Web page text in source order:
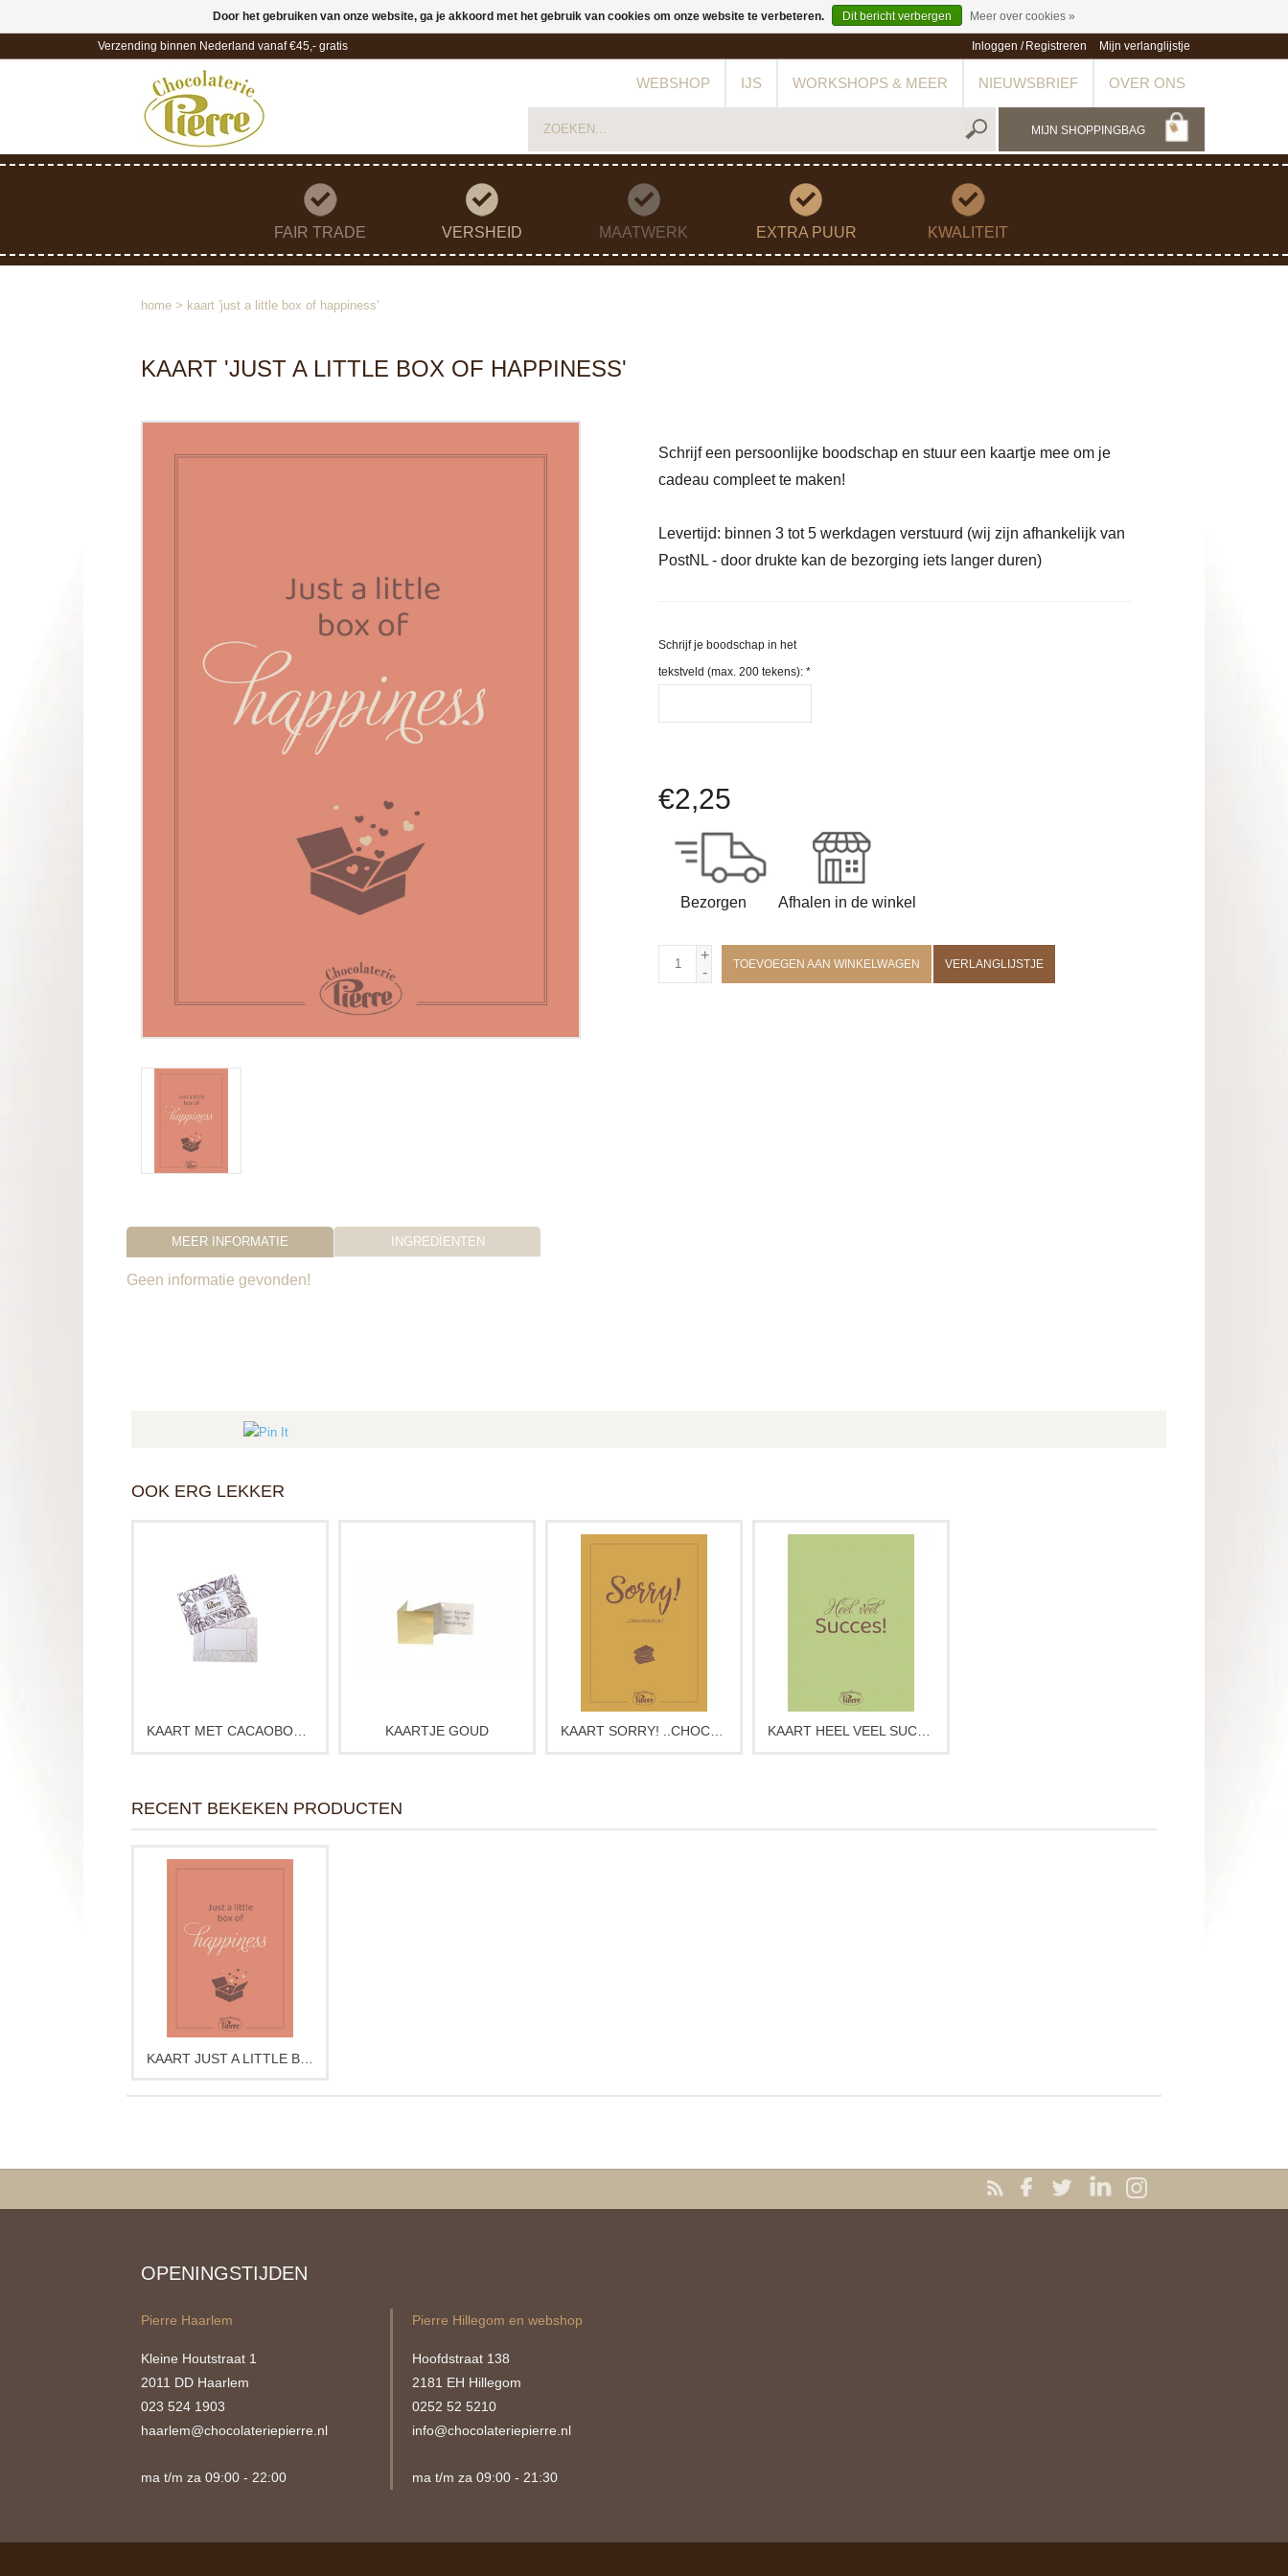
Verzending binnen Nederland vanaf €45,- gratis Inloggen / Registreren Mijn verlanglijstje
WEBSHOP IJS WORKSHOPS & MEER NIEUWSBRIEF OVER ONS
MIJN SHOPPINGBAG
FAIR TRADE VERSHEID MAATWERK EXTRA PUUR KWALITEIT
home > kaart 'just a little box of happiness'
KAART 'JUST A LITTLE BOX OF HAPPINESS'
Schrijf een persoonlijke boodschap en stuur een kaartje mee om je
cadeau compleet te maken!
Levertijd: binnen 3 tot 5 werkdagen verstuurd (wij zijn afhankelijk van
PostNL - door drukte kan de bezorging iets langer duren)
Schrijf je boodschap in het
tekstveld (max. 200 tekens): *
€2,25
Bezorgen Afhalen in de winkel
+
-
TOEVOEGEN AAN WINKELWAGEN VERLANGLIJSTJE
MEER INFORMATIE INGREDÏENTEN
Geen informatie gevonden!
OOK ERG LEKKER
kaartje met cacaoprint.
compleet te maken!
Het kaartje is 6x6 cm.
KAARTJE GOUD
kaartje mee om je cadeau
compleet te maken!
compleet te maken!
RECENT BEKEKEN PRODUCTEN
OPENINGSTIJDEN
Pierre Haarlem
Kleine Houtstraat 1
2011 DD Haarlem
023 524 1903
haarlem@chocolateriepierre.nl
ma t/m za 09:00 - 22:00
Pierre Hillegom en webshop
Hoofdstraat 138
2181 EH Hillegom
0252 52 5210
info@chocolateriepierre.nl
ma t/m za 09:00 - 21:30
Door het gebruiken van onze website, ga je akkoord met het gebruik van cookies om onze website te verbeteren. Dit bericht verbergen Meer over cookies »